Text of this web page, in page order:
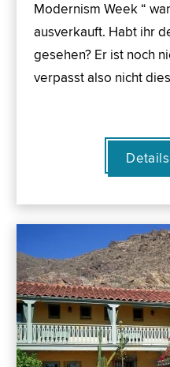
Modernism Week “
ausverkauft. Habt ihr
gesehen? Er ist noch
verpasst also nicht